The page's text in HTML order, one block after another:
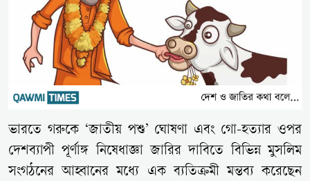
ভারতে গরুকে ‘জাতীয় পশু’ ঘোষণা এবং গো-হত্যার ওপর
দেশব্যাপী পূর্ণাঙ্গ নিষেধাজ্ঞা জারির দাবিতে বিভিন্ন মুসলিম
সংগঠনের আহ্বানের মধ্যে এক ব্যতিক্রমী মন্তব্য করেছেন